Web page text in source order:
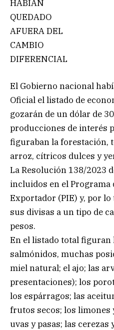
HABÍAN
QUEDADO
AFUERA DEL
CAMBIO
DIFERENCIAL
El Gobierno nacional
Oficial el listado de
gozarán de un dólar de
producciones de interés
figuraban la forestación,
arroz, cítricos dulces y
La Resolución 138/2023
incluidos en el Programa
Exportador (PIE) y, por
sus divisas a un tipo de
pesos.
En el listado total figuran
salmónidos, muchas
miel natural; el ajo; las
presentaciones); los
los espárragos; las
frutos secos; los limones
uvas y pasas; las cerezas